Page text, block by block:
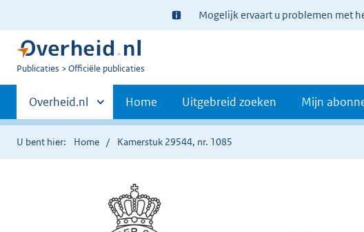
Ter
informatie:
Mogelijk ervaart u problemen met
U
Publicaties Officiële publicaties
Primaire
navigatie
Andere
sites
binnen
Overheid.nl Home Uitgebreid zoeken Mijn
U bent hier: Home Kamerstuk 29544, nr. 1085